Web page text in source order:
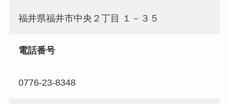
福井県福井市中央２丁目 １－３５
電話番号
0776-23-8348